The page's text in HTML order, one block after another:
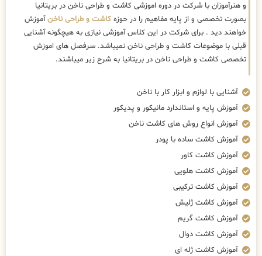
و هنرآموزان با شرکت در دوره اموزشی کاشت و طراحی ناخن در بریتانیا
بصورت تخصصی و از پایه مفاهیم را در حوزه کاشت و طراحی ناخنآموزش
خواهند دید . برای شرکت در این کلاس آموزشی نیازی به هیچگونه آشنایی
قبلی با موضوعات کاشت و طراحی ناخن نمیباشد. سرفصل های اموزش
تخصصی کاشت و طراحی ناخن در بریتانیا به شرح زیر میباشند.
آشنایی با لوازم و ابزار کار با ناخن
آموزش پایه و استاندارد مانیکور و پدیکور
آموزش انواع روش های کاشت ناخن
آموزش کاشت ساده با پودر
آموزش کاشت کاور
آموزش کاشت هلویی
آموزش کاشت ترکیبی
آموزش کاشت ژلیش
آموزش کاشت گریم
آموزش کاشت دوال
آموزش کاشت ژله ای